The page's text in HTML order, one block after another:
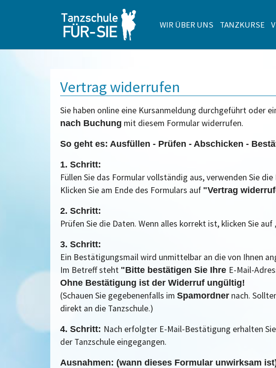
WIR ÜBER UNS TANZKURSE
Vertrag widerrufen
Sie haben online eine Kursanmeldung durchgeführt oder
nach Buchung mit diesem Formular widerrufen.
So geht es: Ausfüllen - Prüfen - Abschicken -
1. Schritt:
Füllen Sie das Formular vollständig aus, verwenden Sie die
Klicken Sie am Ende des Formulars auf "Vertrag
2. Schritt:
Prüfen Sie die Daten. Wenn alles korrekt ist, klicken Sie auf
3. Schritt:
Ein Bestätigungsmail wird unmittelbar an die von Ihnen
Im Betreff steht "Bitte bestätigen Sie Ihre E-Mail-
Ohne Bestätigung ist der Widerruf ungültig!
(Schauen Sie gegebenenfalls im Spamordner nach.
direkt an die Tanzschule.)
4. Schritt: Nach erfolgter E-Mail-Bestätigung erhalten
der Tanzschule eingegangen.
Ausnahmen: (wann dieses Formular unwirksam